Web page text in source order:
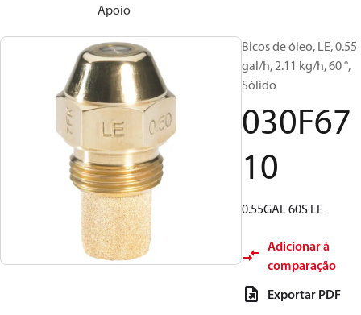
Apoio
Bicos de óleo, LE, 0.55
gal/h, 2.11 kg/h, 60 °,
Sólido
030F67
10
0.55GAL 60S LE
Adicionar à
comparação
Exportar PDF